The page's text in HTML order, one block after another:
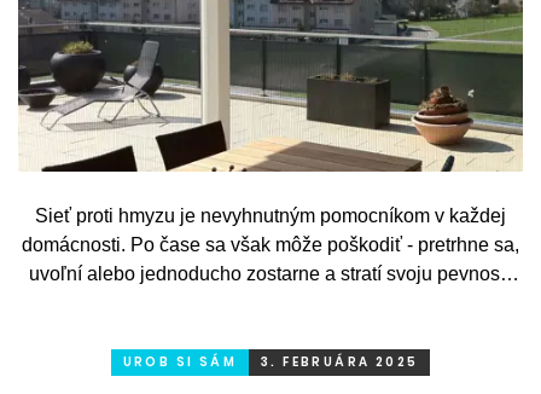
Sieť proti hmyzu je nevyhnutným pomocníkom v každej
domácnosti. Po čase sa však môže poškodiť - pretrhne sa,
uvoľní alebo jednoducho zostarne a stratí svoju pevnosť.
svojpomocne v priebehu niekoľkých minút.
UROB SI SÁM 3. FEBRUÁRA 2025